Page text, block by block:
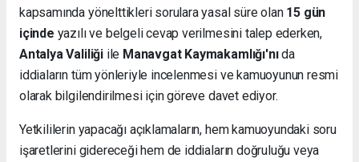
kapsamında yönelttikleri sorulara yasal süre olan 15 gün
içinde yazılı ve belgeli cevap verilmesini talep ederken,
Antalya Valiliğiile Manavgat Kaymakamlığı'nıda
iddiaların tüm yönleriyle incelenmesi ve kamuoyunun resmi
olarak bilgilendirilmesi için göreve davet ediyor.
Yetkililerin yapacağı açıklamaların, hem kamuoyundaki soru
işaretlerini gidereceği hem de iddiaların doğruluğu veya